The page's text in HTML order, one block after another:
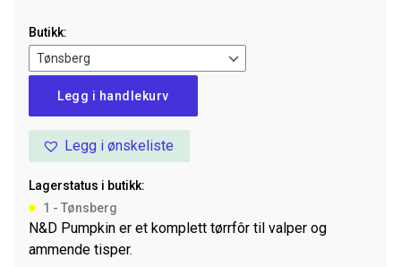
Butikk:
Pumpkin
Lamb
Puppy
Mini
7
kg
Legg i handlekurv
Legg i ønskeliste
Lagerstatus i butikk:
1 - Tønsberg
N&D Pumpkin er et komplett tørrfôr til valper og
ammende tisper.